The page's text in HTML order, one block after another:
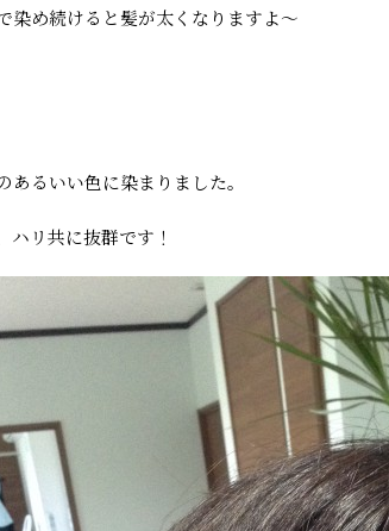
染め続けると髪が太くなりますよ〜
あるいい色に染まりました。
ハリ共に抜群です！